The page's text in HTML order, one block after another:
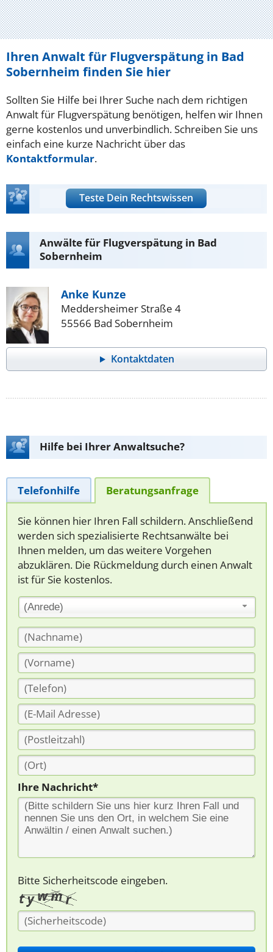
Ihren Anwalt für Flugverspätung in Bad
Sobernheim finden Sie hier
Sollten Sie Hilfe bei Ihrer Suche nach dem richtigen
Anwalt für Flugverspätung benötigen, helfen wir Ihnen
gerne kostenlos und unverbindlich. Schreiben Sie uns
einfach eine kurze Nachricht über das
Kontaktformular.
Teste Dein Rechtswissen
Anwälte für Flugverspätung in Bad
Sobernheim
Anke Kunze
Meddersheimer Straße 4
55566 Bad Sobernheim
Kontaktdaten
Hilfe bei Ihrer Anwaltsuche?
Telefonhilfe Beratungsanfrage
Sie können hier Ihren Fall schildern. Anschließend
werden sich spezialisierte Rechtsanwälte bei
Ihnen melden, um das weitere Vorgehen
abzuklären. Die Rückmeldung durch einen Anwalt
ist für Sie kostenlos.
(Anrede)
Ihre Nachricht*
Bitte Sicherheitscode eingeben.